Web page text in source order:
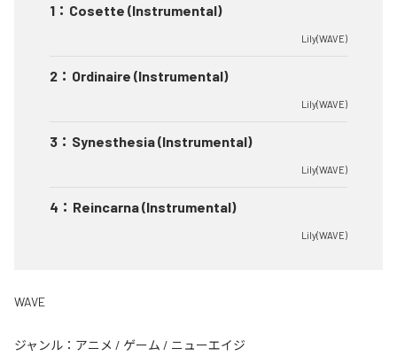
1 ： Cosette (Instrumental)
Lily(WAVE)
2 ： Ordinaire (Instrumental)
Lily(WAVE)
3 ： Synesthesia (Instrumental)
Lily(WAVE)
4 ： Reincarna (Instrumental)
Lily(WAVE)
WAVE
ジャンル： アニメ / ゲーム / ニューエイジ